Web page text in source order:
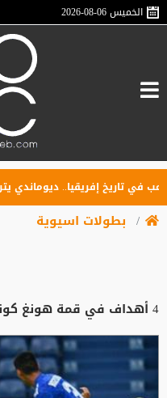
الخميس2026-08-06
تاريخ إفريقيا.. ديوماندي يترك
بطولات اسيوية
4 أهداف في قمة هونغ كونغ بالبطولة الآسيوية